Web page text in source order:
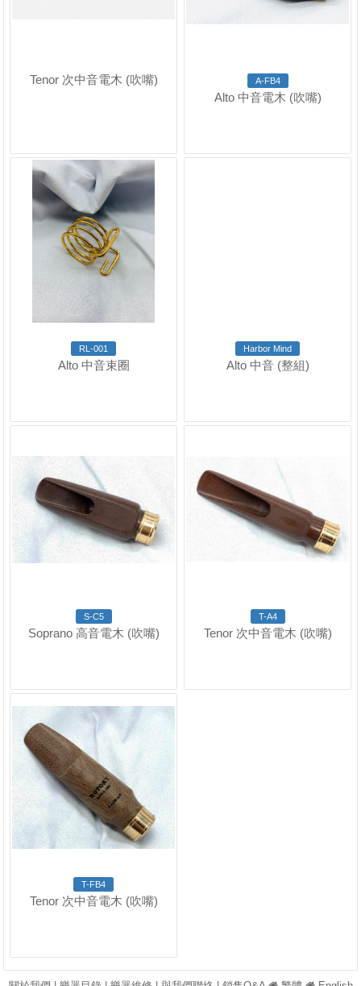
Tenor 次中音電木 (吹嘴) A-FB4
Alto 中音電木 (吹嘴)
RL-001
Alto 中音束圈
Harbor Mind
Alto 中音 (整組)
S-C5
Soprano 高音電木 (吹嘴)
T-A4
Tenor 次中音電木 (吹嘴)
T-FB4
Tenor 次中音電木 (吹嘴)